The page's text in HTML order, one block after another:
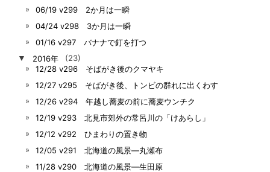
06/19 v299 2か月は一瞬
04/24 v298 3か月は一瞬
01/16 v297 バナナで釘を打つ
▼
2016年
(23)
12/28 v296 そばがき後のクマヤキ
12/27 v295 そばがき後、トンビの群れに出くわす
12/26 v294 年越し蕎麦の前に蕎麦ウンチク
12/19 v293 北見市郊外の常呂川の「けあらし」
12/12 v292 ひまわりの置き物
12/05 v291 北海道の風景―丸瀬布
11/28 v290 北海道の風景―生田原